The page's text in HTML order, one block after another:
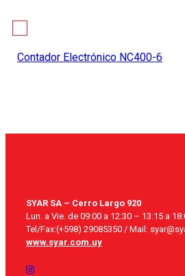
Contador Electrónico NC400-6
SYAR SA – Cerro Largo 920
Lun. a Vie. de 09:00 a 12:30 – 13:15 a
Tel/Fax:(+598) 29085350 / Mail:
www.syar.com.uy